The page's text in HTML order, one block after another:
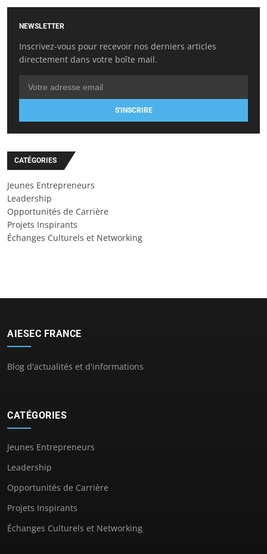
NEWSLETTER
Inscrivez-vous pour recevoir nos derniers articles
directement dans votre boîte mail.
S'INSCRIRE
CATÉGORIES
Jeunes Entrepreneurs
Leadership
Opportunités de Carrière
Projets Inspirants
Échanges Culturels et Networking
AIESEC FRANCE
Blog d'actualités et d'informations
CATÉGORIES
Jeunes Entrepreneurs
Leadership
Opportunités de Carrière
Projets Inspirants
Échanges Culturels et Networking